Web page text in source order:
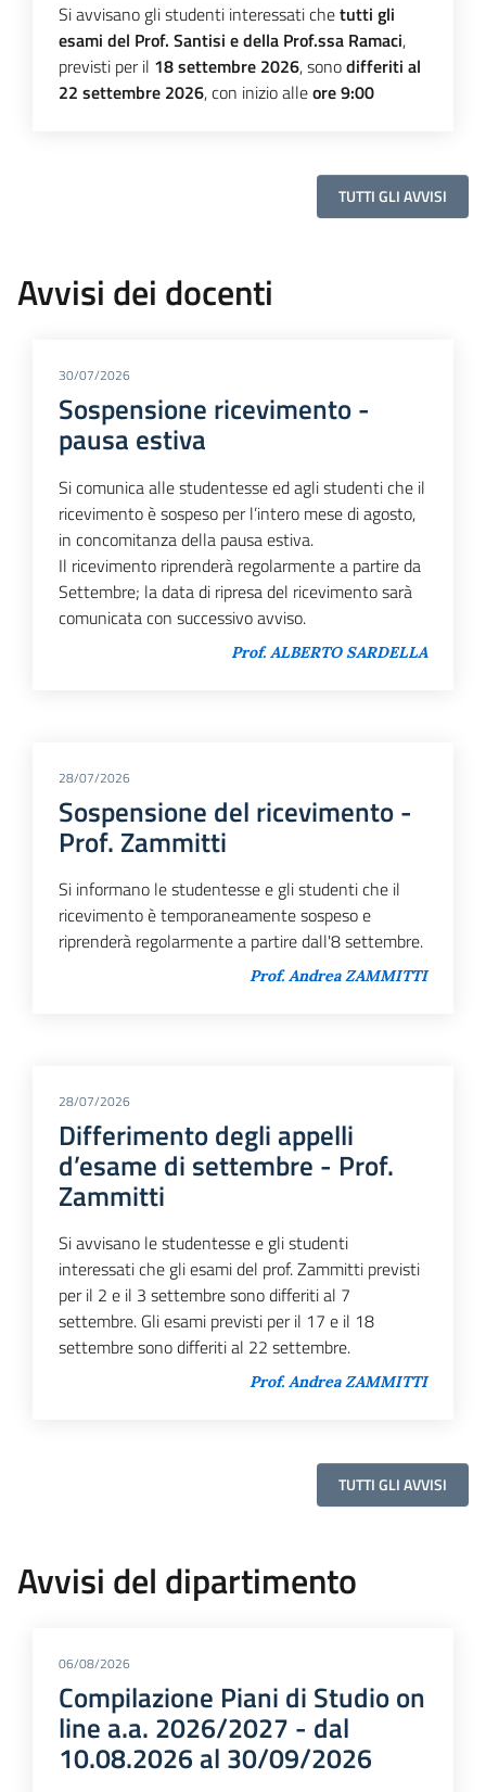
Si avvisano gli studenti interessati chetutti gli
esami del Prof. Santisi e della Prof.ssa Ramaci,
previsti per il 18 settembre 2026, sonodifferiti al
22 settembre 2026, con inizio alleore 9:00
TUTTI GLI AVVISI
Avvisi dei docenti
30/07/2026
Sospensione ricevimento -
pausa estiva
Si comunica alle studentesse ed agli studenti che il
ricevimento è sospeso per l’intero mese di agosto,
in concomitanza della pausa estiva.
Il ricevimento riprenderà regolarmente a partire da
Settembre; la data di ripresa del ricevimento sarà
comunicata con successivo avviso.
Prof. ALBERTO SARDELLA
28/07/2026
Sospensione del ricevimento -
Prof. Zammitti
Si informano le studentesse e gli studenti che il
ricevimento è temporaneamente sospeso e
riprenderà regolarmente a partire dall'8 settembre.
Prof. Andrea ZAMMITTI
28/07/2026
Differimento degli appelli
d’esame di settembre - Prof.
Zammitti
Si avvisano le studentesse e gli studenti
interessati che gli esami del prof. Zammitti previsti
per il 2 e il 3 settembre sono differiti al 7
settembre. Gli esami previsti per il 17 e il 18
settembre sono differiti al 22 settembre.
Prof. Andrea ZAMMITTI
TUTTI GLI AVVISI
Avvisi del dipartimento
06/08/2026
Compilazione Piani di Studio on
line a.a. 2026/2027 - dal
10.08.2026 al 30/09/2026